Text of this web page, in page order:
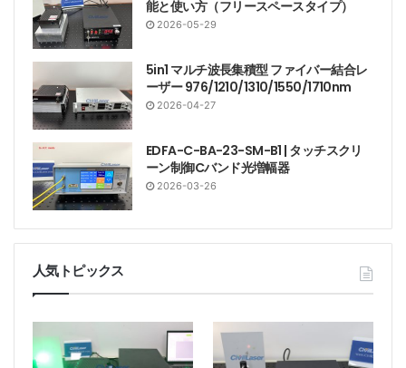
能と使い方（フリースペースタイプ）
2026-05-29
5in1 マルチ波長集積型 ファイバー結合レ
ーザー 976/1210/1310/1550/1710nm
2026-04-27
EDFA-C-BA-23-SM-B1 | タッチスクリ
ーン制御Cバンド光増幅器
2026-03-26
人気トピックス